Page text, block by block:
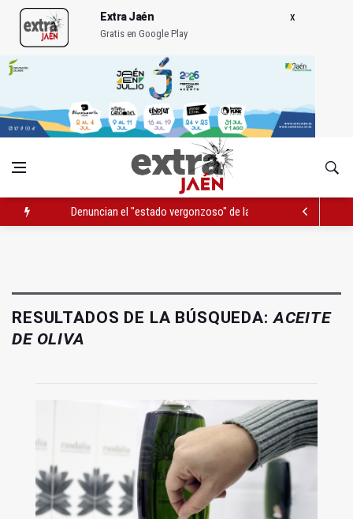
Extra Jaén
Gratis en Google Play
Denuncian el "estado vergonzoso" de la JV-3266 en Hinojares
RESULTADOS DE LA BÚSQUEDA:ACEITE
DE OLIVA